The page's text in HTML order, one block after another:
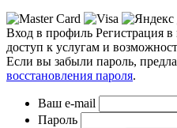
Вход в профиль Регистрация
доступ к услугам и
Если вы забыли пароль,
восстановления пароля.
Ваш e-mail
Пароль